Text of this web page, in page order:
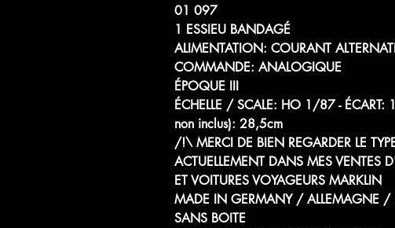
01 097
1 ESSIEU BANDAGÉ
ALIMENTATION: COURANT
COMMANDE: ANALOGIQUE
ÉPOQUE III
ÉCHELLE / SCALE: HO 1/87 -
non inclus): 28,5cm
/!\ MERCI DE BIEN REGARDER LE
ACTUELLEMENT DANS MES VENTES
ET VOITURES VOYAGEURS MARKLIN
MADE IN GERMANY / ALLEMAGNE /
SANS BOITE